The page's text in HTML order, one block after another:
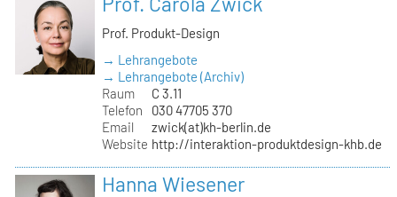
Prof. Produkt-Design
→ Lehrangebote
→ Lehrangebote (Archiv)
Raum
C 3.11
Telefon
030 47705 370
Email
zwick(at)kh-berlin.de
Website http://interaktion-produktdesign-khb.de
Hanna Wiesener